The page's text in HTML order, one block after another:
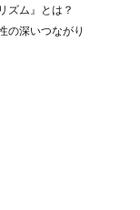
ズム』とは？
の深いつながり